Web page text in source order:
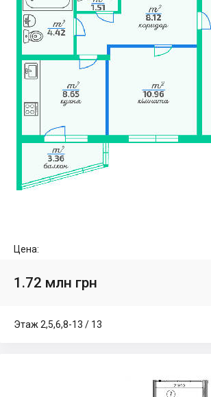
Цена:
1.72 млн грн
Этаж 2,5,6,8-13 / 13